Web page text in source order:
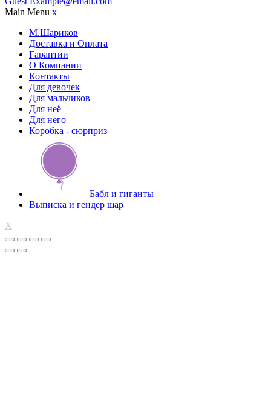
Main Menu x
М.Шариков
Доставка и Оплата
Гарантии
О Компании
Контакты
Для девочек
Для мальчиков
Для неё
Для него
Коробка - сюрприз
Бабл и гиганты
Выписка и гендер шар
X